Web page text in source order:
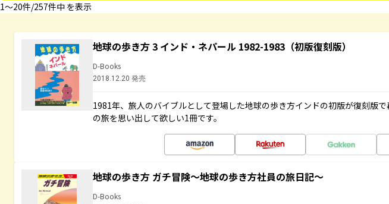
1〜20件/257件中 を表示
地球の歩き方 3 インド・ネパール 1982-1983（初版復刻版）
D-Books
2018.12.20 発売
1981年、旅人のバイブルとして登場した地球の歩き方インドの初版が復刻版
の旅を思い出して欲しい1冊です。
地球の歩き方 ガチ冒険～地球の歩き方社員の旅日記～
D-Books